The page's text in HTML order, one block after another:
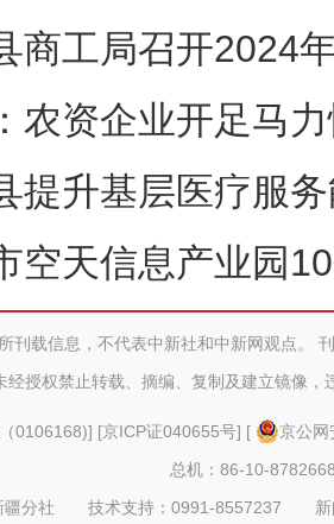
展
商工局召开2024
农资企业开足马
提升基层医疗服
空天信息产业园
刊载信息，不代表中新社和中新网观点。
经授权禁止转载、摘编、复制及建立镜像，
0106168)] [京ICP证040655号] [
京公
总机：86-10-
疆分社 技术支持：0991-8557237